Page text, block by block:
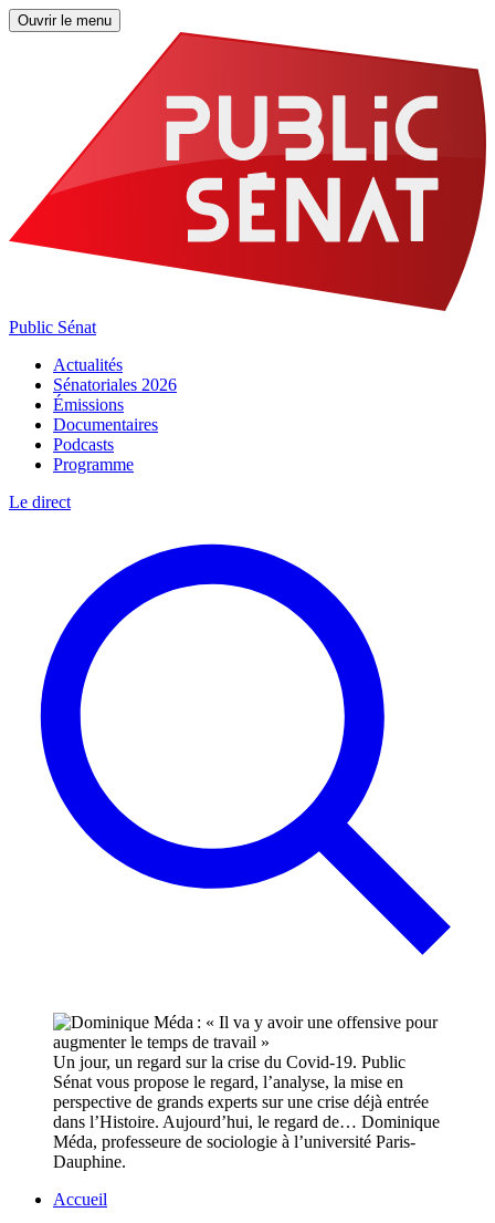
Ouvrir le menu
Public Sénat
Actualités
Sénatoriales 2026
Émissions
Documentaires
Podcasts
Programme
Le direct
Un jour, un regard sur la crise du Covid-19. Public
Sénat vous propose le regard, l’analyse, la mise en
perspective de grands experts sur une crise déjà entrée
dans l’Histoire. Aujourd’hui, le regard de… Dominique
Méda, professeure de sociologie à l’université Paris-
Dauphine.
Accueil